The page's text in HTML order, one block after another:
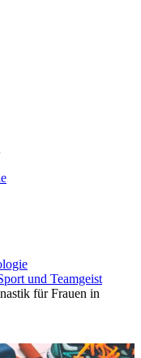
und Teamgeist
für Frauen in